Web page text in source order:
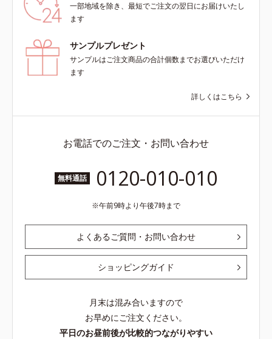
一部地域を除き、最短でご注文の翌日にお届けいたし
ます
サンプルプレゼント
サンプルはご注文商品の合計個数までお選びいただけ
ます
詳しくはこちら
お電話でのご注文・お問い合わせ
無料通話 0120-010-010
午前9時より午後7時まで
よくあるご質問・お問い合わせ
ショッピングガイド
月末は混み合いますので
お早めにご注文ください。
平日のお昼前後が比較的つながりやすい